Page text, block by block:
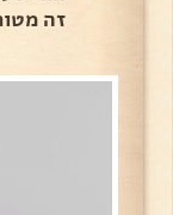
זה